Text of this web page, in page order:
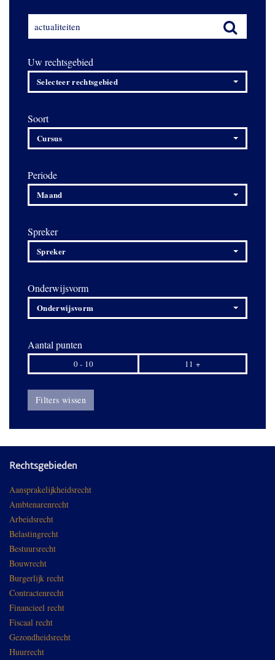
Uw rechtsgebied
Selecteer rechtsgebied
Soort
Cursus
Periode
Maand
Spreker
Spreker
Onderwijsvorm
Onderwijsvorm
Aantal punten
0 - 10 11 +
Filters wissen
Rechtsgebieden
Aansprakelijkheidsrecht
Ambtenarenrecht
Arbeidsrecht
Belastingrecht
Bestuursrecht
Bouwrecht
Burgerlijk recht
Contractenrecht
Financieel recht
Fiscaal recht
Gezondheidsrecht
Huurrecht